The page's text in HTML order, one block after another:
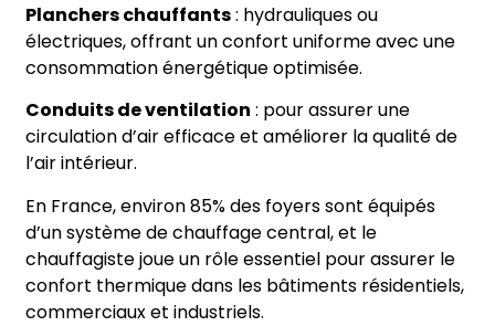
Planchers chauffants: hydrauliques ou
électriques, offrant un confort uniforme avec une
consommation énergétique optimisée.
Conduits de ventilation : pour assurer une
circulation d’air efficace et améliorer la qualité de
l’air intérieur.
En France, environ 85% des foyers sont équipés
d’un système de chauffage central, et le
chauffagiste joue un rôle essentiel pour assurer le
confort thermique dans les bâtiments résidentiels,
commerciaux et industriels.